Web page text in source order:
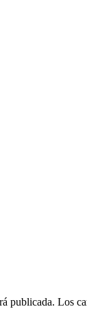
publicada. Los